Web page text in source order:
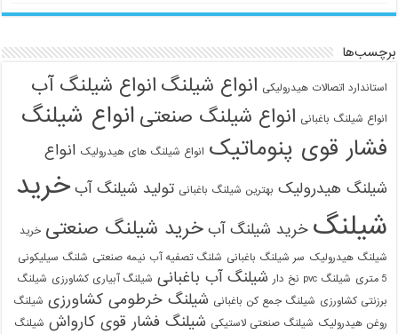
برچسب‌ها
استاندارد اتصالات هیدرولیکی انواع شیلنگ انواع شیلنگ آب
انواع شیلنگ باغبانی انواع شیلنگ صنعتی انواع شیلنگ
فشار قوی پنوماتیک انواع شیلنگ های هیدرولیک انواع
شیلنگ هیدرولیک بهترین شیلنگ باغبانی تولید شیلنگ آب خرید
شیلنگ خرید شیلنگ آب خرید شیلنگ صنعتی خرید
شیلنگ هیدرولیک سر شیلنگ باغبانی شلنگ تصفیه آب نیمه صنعتی شلنگ سیلیکونی
5 متری
شیلنگ pvc نخ دار شیلنگ آب باغبانی شیلنگ آبیاری کشاورزی شیلنگ
برزنتی کشاورزی شیلنگ جمع کن باغبانی شیلنگ خرطومی کشاورزی شیلنگ
روغن هیدرولیک شیلنگ صنعتی لاستیکی شیلنگ فشار قوی کارواش شیلنگ